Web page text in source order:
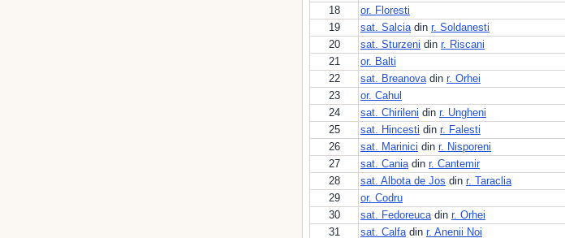
18
or. Floresti
19
sat. Salciadin r. Soldanesti
20
sat. Sturzeni din r. Riscani
21
or. Balti
22
sat. Breanovadin r. Orhei
23
or. Cahul
24
sat. Chirileni din r. Ungheni
25
sat. Hincesti din r. Falesti
26
sat. Marinici din r. Nisporeni
27
sat. Caniadin r. Cantemir
28
sat. Albota de Jos din r. Taraclia
29
or. Codru
30
sat. Fedoreucadin r. Orhei
31
sat. Calfadin r. Anenii Noi